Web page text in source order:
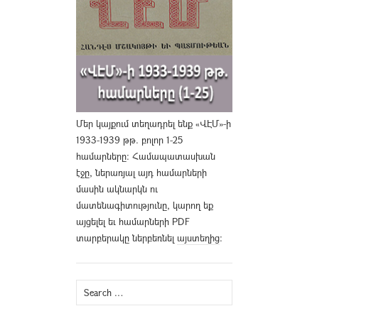
Մեր կայքում տեղադրել ենք «ՎԷՄ»-ի
1933-1939 թթ. բոլոր 1-25
համարները։ Համապատասխան
էջը, ներառյալ այդ համարների
մասին ակնարկն ու
մատենագիտությունը, կարող եք
այցելել եւ համարների PDF
տարբերակը ներբեռնել այստեղից։
Search
for: